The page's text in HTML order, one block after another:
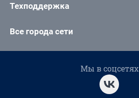
Техподдержка
Все города сети
Мы в соцсетях